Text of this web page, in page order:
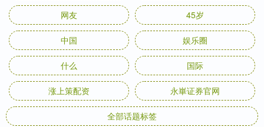
网友 45岁
中国 娱乐圈
什么 国际
涨上策配资 永崋证券官网
全部话题标签